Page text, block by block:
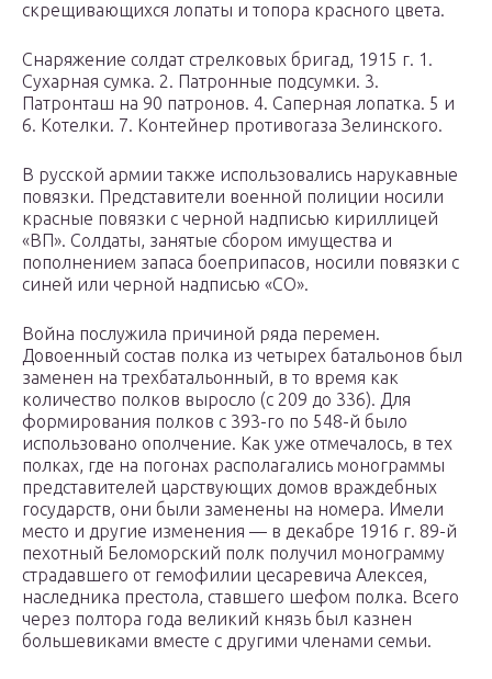
скрещивающихся лопаты и топора красного цвета.
Снаряжение солдат стрелковых бригад, 1915 г. 1.
Сухарная сумка. 2. Патронные подсумки. 3.
Патронташ на 90 патронов. 4. Саперная лопатка. 5 и
6. Котелки. 7. Контейнер противогаза Зелинского.
В русской армии также использовались нарукавные
повязки. Представители военной полиции носили
красные повязки с черной надписью кириллицей
«ВП». Солдаты, занятые сбором имущества и
пополнением запаса боеприпасов, носили повязки с
синей или черной надписью «СО».
Война послужила причиной ряда перемен.
Довоенный состав полка из четырех батальонов был
заменен на трехбатальонный, в то время как
количество полков выросло (с 209 до 336). Для
формирования полков с 393-го по 548-й было
использовано ополчение. Как уже отмечалось, в тех
полках, где на погонах располагались монограммы
представителей царствующих домов враждебных
государств, они были заменены на номера. Имели
место и другие изменения — в декабре 1916 г. 89-й
пехотный Беломорский полк получил монограмму
страдавшего от гемофилии цесаревича Алексея,
наследника престола, ставшего шефом полка. Всего
через полтора года великий князь был казнен
большевиками вместе с другими членами семьи.